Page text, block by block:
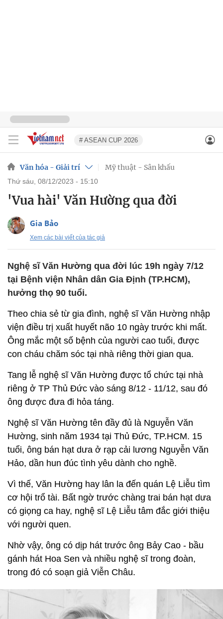
# ASEAN CUP 2026
Văn hóa - Giải trí Mỹ thuật - Sân khấu
thứ sáu, 08/12/2023 - 15:10
'Vua hài' Văn Hường qua đời
Gia Bảo
Xem các bài viết của tác giả
Nghệ sĩ Văn Hường qua đời lúc 19h ngày 7/12
tại Bệnh viện Nhân dân Gia Định (TP.HCM),
hưởng thọ 90 tuổi.
Theo chia sẻ từ gia đình, nghệ sĩ Văn Hường nhập
viện điều trị xuất huyết não 10 ngày trước khi mất.
Ông mắc một số bệnh của người cao tuổi, được
con cháu chăm sóc tại nhà riêng thời gian qua.
Tang lễ nghệ sĩ Văn Hường được tổ chức tại nhà
riêng ở TP Thủ Đức vào sáng 8/12 - 11/12, sau đó
ông được đưa đi hỏa táng.
Nghệ sĩ Văn Hường tên đầy đủ là Nguyễn Văn
Hường, sinh năm 1934 tại Thủ Đức, TP.HCM. 15
tuổi, ông bán hạt dưa ở rạp cải lương Nguyễn Văn
Hảo, dần hun đúc tình yêu dành cho nghề.
Vì thế, Văn Hường hay lân la đến quán Lệ Liễu tìm
cơ hội trổ tài. Bất ngờ trước chàng trai bán hạt dưa
có giọng ca hay, nghệ sĩ Lệ Liễu tâm đắc giới thiệu
với người quen.
Nhờ vậy, ông có dịp hát trước ông Bảy Cao - bầu
gánh hát Hoa Sen và nhiều nghệ sĩ trong đoàn,
trong đó có soạn giả Viễn Châu.